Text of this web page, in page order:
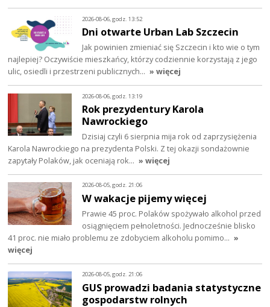
2026-08-06, godz. 13:52
Dni otwarte Urban Lab Szczecin
Jak powinien zmieniać się Szczecin i kto wie o tym
najlepiej? Oczywiście mieszkańcy, którzy codziennie korzystają z jego
ulic, osiedli i przestrzeni publicznych… » więcej
2026-08-06, godz. 13:19
Rok prezydentury Karola
Nawrockiego
Dzisiaj czyli 6 sierpnia mija rok od zaprzysiężenia
Karola Nawrockiego na prezydenta Polski. Z tej okazji sondażownie
zapytały Polaków, jak oceniają rok… » więcej
2026-08-05, godz. 21:06
W wakacje pijemy więcej
Prawie 45 proc. Polaków spożywało alkohol przed
osiągnięciem pełnoletności. Jednocześnie blisko
41 proc. nie miało problemu ze zdobyciem alkoholu pomimo… »
więcej
2026-08-05, godz. 21:06
GUS prowadzi badania statystyczne
gospodarstw rolnych